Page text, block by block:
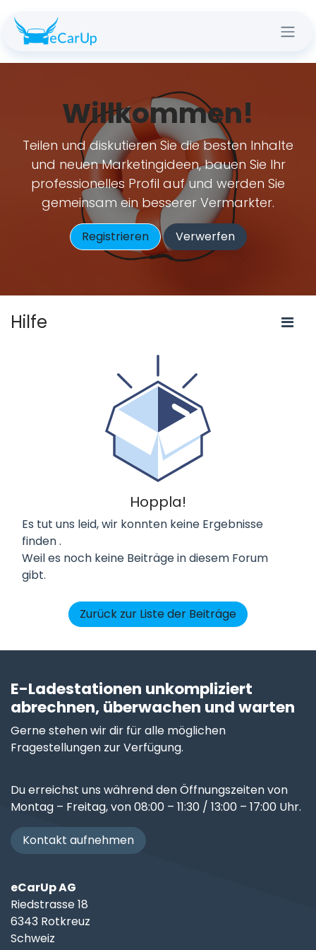
Willkommen!
Teilen und diskutieren Sie die besten Inhalte
und neuen Marketingideen, bauen Sie Ihr
professionelles Profil auf und werden Sie
gemeinsam ein besserer Vermarkter.
Registrieren Verwerfen
Hilfe
Hoppla!
Es tut uns leid, wir konnten keine Ergebnisse
finden.
Weil es noch keine Beiträge in diesem Forum
gibt.
Zurück zur Liste der Beiträge
E-Ladestationen unkompliziert
abrechnen, überwachen und warten
Gerne stehen wir dir für alle möglichen
Fragestellungen zur Verfügung.
Du erreichst uns während den Öffnungszeiten von
Montag – Freitag, von 08:00 – 11:30 / 13:00 – 17:00 Uhr.
Kontakt aufnehmen
eCarUp AG
Riedstrasse 18
6343 Rotkreuz
Schweiz